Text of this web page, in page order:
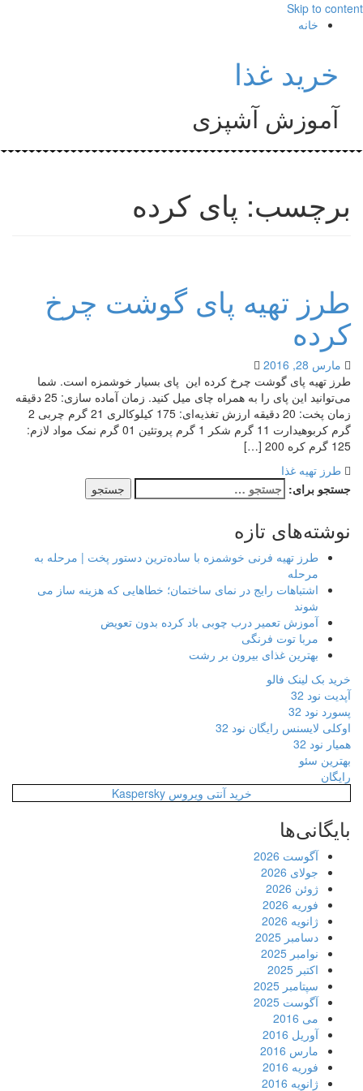
Skip to content
خانه
خرید غذا
آموزش آشپزی
برچسب: پای کرده
طرز تهیه پای گوشت چرخ
کرده
مارس 28, 2016
طرز تهیه پای گوشت چرخ کرده این پای بسیار خوشمزه است. شما
می‌توانید این پای را به همراه چای میل کنید. زمان آماده سازی: 25 دقیقه
زمان پخت: 20 دقیقه ارزش تغذیه‌ای: 175 کیلوکالری 21 گرم چربی 2
گرم کربوهیدارت 11 گرم شکر 1 گرم پروتئین 01 گرم نمک مواد لازم:
125 گرم کره 200 […]
طرز تهیه غذا
جستجو برای:
نوشته‌های تازه
طرز تهیه فرنی خوشمزه با ساده‌ترین دستور پخت | مرحله به
مرحله
اشتباهات رایج در نمای ساختمان؛ خطاهایی که هزینه ساز می
شوند
آموزش تعمیر درب چوبی باد کرده بدون تعویض
مربا توت فرنگی
بهترین غذای بیرون بر رشت
خرید بک لینک فالو
آپدیت نود 32
پسورد نود 32
اوکلی لایسنس رایگان نود 32
همیار نود 32
بهترین سئو
رایگان
خرید آنتی ویروس Kaspersky
بایگانی‌ها
آگوست 2026
جولای 2026
ژوئن 2026
فوریه 2026
ژانویه 2026
دسامبر 2025
نوامبر 2025
اکتبر 2025
سپتامبر 2025
آگوست 2025
می 2016
آوریل 2016
مارس 2016
فوریه 2016
ژانویه 2016